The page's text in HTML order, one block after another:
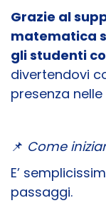
Grazie al
matematica
gli studenti
divertendovi
presenza
📌 Come
E’
passaggi.